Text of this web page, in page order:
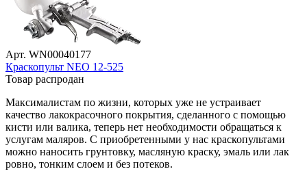
Арт. WN00040177
Краскопульт NEO 12-525
Товар распродан
Максималистам по жизни, которых уже не устраивает
качество лакокрасочного покрытия, сделанного с помощью
кисти или валика, теперь нет необходимости обращаться к
услугам маляров. С приобретенными у нас краскопультами
можно наносить грунтовку, масляную краску, эмаль или лак
ровно, тонким слоем и без потеков.